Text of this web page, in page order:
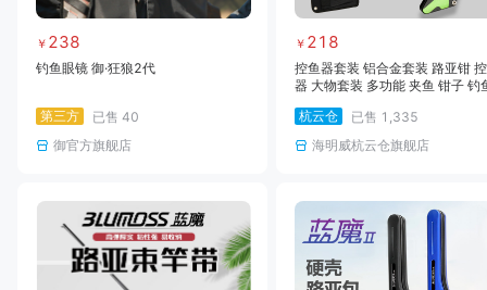
￥ 238
钓鱼眼镜 御·狂狼2代
第三方 已售 40
御官方旗舰店
￥ 218
控鱼器套装 铝合金套装 路亚钳
器 大物套装 多功能 夹鱼 钳子 钓
杭云仓
已售 1,335
海明威杭云仓旗舰店